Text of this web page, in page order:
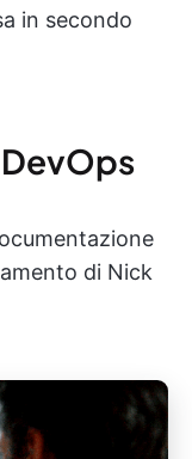
in secondo
di Nick